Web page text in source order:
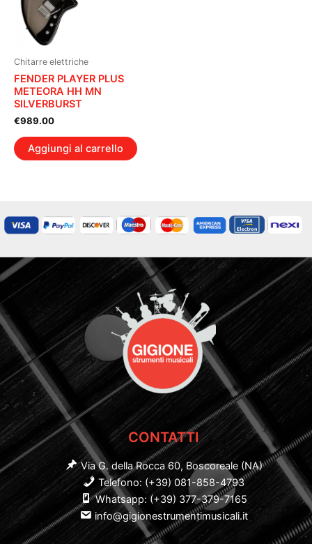
Chitarre elettriche
FENDER PLAYER PLUS
METEORA HH MN
SILVERBURST
€989.00
Aggiungi al carrello
CONTATTI
Via G. della Rocca 60, Boscoreale (NA)
Telefono: (+39) 081-858-4793
Whatsapp: (+39) 377-379-7165
info@gigionestrumentimusicali.it